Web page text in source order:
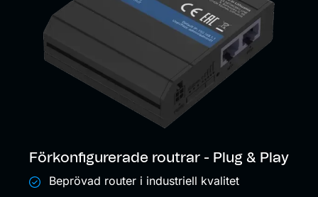
Förkonfigurerade routrar - Plug & Play
Beprövad router i industriell kvalitet